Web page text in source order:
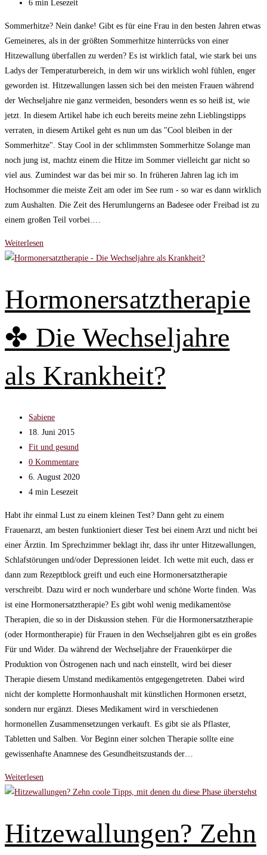
zuletzt
Lesedauer:
6 min Lesezeit
Sommerhitze? Nein danke! Gibt es für eine Frau in den besten Jahren etwas
Gemeineres, als in der größten Sommerhitze hinterrücks von einer
Hitzewallung überfallen zu werden? Es ist wirklich fatal, wie stark bei uns
Ladys der Temperaturbereich, in dem wir uns wirklich wohl fühlen, enger
geworden ist. Hitzewallungen lassen sich bei den meisten Frauen während
der Wechseljahre nie ganz vermeiden, besonders wenn es so heiß ist, wie
jetzt. In diesem Artikel habe ich euch bereits meine zehn Lieblingstipps
verraten, in diesem Artikel geht es nun um das "Cool bleiben in der
Sommerhitze". Stay Cool in der schlimmsten Sommerhitze Solange man
noch jung ist, machtz einem die Hitze im Sommer vielleicht gar nicht so
viel aus. Zumindest war das bei mir so. In früheren Jahren lag ich im
Hochsommer die meiste Zeit am oder im See rum - so war es dann wirklich
zum Aushalten. Die Zeit des Herumlungerns an Badesee oder Freibad ist zu
einem großen Teil vorbei.…
Weiterlesen
Cool!
überstehst
die
schlimmste
Hormonersatztherapie
✤ Die Wechseljahre
als Krankheit?
Beitrags-
Autor:
Sabiene
Beitrag
veröffentlicht:
18. Juni 2015
Beitrags-
Kategorie:
Fit und gesund
Beitrags-
Kommentare:
0 Kommentare
Beitrag
zuletzt
am:
6. August 2020
Lesedauer:
4 min Lesezeit
Habt ihr einmal Lust zu einem kleinen Test? Dann geht zu einem
Frauenarzt, am besten funktioniert dieser Test bei einem Arzt und nicht bei
einer Ärztin. Im Sprechzimmer beklagt ihr, dass ihr unter Hitzewallungen,
Schlafstörungen und/oder Depressionen leidet. Ich wette mit euch, dass er
dann zum Rezeptblock greift und euch eine Hormonersatztherapie
verschreibt. Dazu wird er noch wunderbare und schöne Worte finden. Was
ist eine Hormonersatztherapie? Es gibt wohl wenig medikamentöse
Therapien, die so in der Diskussion stehen. Für die Hormonersatztherapie
(oder Hormontherapie) für Frauen in den Wechseljahren gibt es ein großes
Für und Wider. Da während der Wechseljahre der Frauenkörper die
Produktion von Östrogenen nach und nach einstellt, wird bei dieser
Therapie diesem Umstand medikamentös entgegengetreten. Dabei wird
nicht der komplette Hormonhaushalt mit künstlichen Hormonen ersetzt,
sondern nur ergänzt. Dieses Medikament wird in verschiedenen
hormonellen Zusammensetzungen verkauft. Es gibt sie als Pflaster,
Tabletten und Salben. Vor Beginn einer solchen Therapie sollte eine
gewissenhafte Anamnese des Gesundheitszustands der…
Weiterlesen
✤
als
Hitzewallungen? Zehn